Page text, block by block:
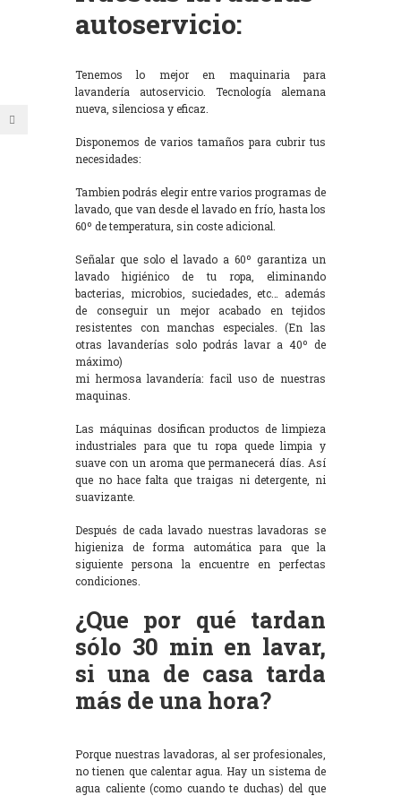
autoservicio:
Tenemos lo mejor en maquinaria para
lavandería autoservicio. Tecnología alemana
nueva, silenciosa y eficaz.
Disponemos de varios tamaños para cubrir tus
necesidades:
Tambien podrás elegir entre varios programas de
lavado, que van desde el lavado en frío, hasta los
60º de temperatura, sin coste adicional.
Señalar que solo el lavado a 60º garantiza un
lavado higiénico de tu ropa, eliminando
bacterias, microbios, suciedades, etc… además
de conseguir un mejor acabado en tejidos
resistentes con manchas especiales. (En las
otras lavanderías solo podrás lavar a 40º de
máximo)
mi hermosa lavandería: facil uso de nuestras
maquinas.
Las máquinas dosifican productos de limpieza
industriales para que tu ropa quede limpia y
suave con un aroma que permanecerá días. Así
que no hace falta que traigas ni detergente, ni
suavizante.
Después de cada lavado nuestras lavadoras se
higieniza de forma automática para que la
siguiente persona la encuentre en perfectas
condiciones.
¿Que por qué tardan
sólo 30 min en lavar,
si una de casa tarda
más de una hora?
Porque nuestras lavadoras, al ser profesionales,
no tienen que calentar agua. Hay un sistema de
agua caliente (como cuando te duchas) del que